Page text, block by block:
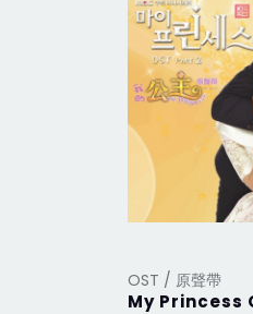
OST / 原聲帶
My Princess